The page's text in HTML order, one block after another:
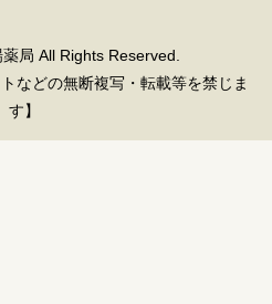
局 All Rights Reserved.
などの無断複写・転載等を禁じま
す】